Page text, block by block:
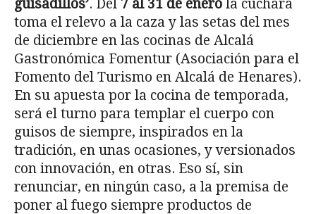
guisadillos’. Del 7 al 31 de enero la cuchara
toma el relevo a la caza y las setas del mes
de diciembre en las cocinas de Alcalá
Gastronómica Fomentur (Asociación para el
Fomento del Turismo en Alcalá de Henares).
En su apuesta por la cocina de temporada,
será el turno para templar el cuerpo con
guisos de siempre, inspirados en la
tradición, en unas ocasiones, y versionados
con innovación, en otras. Eso sí, sin
renunciar, en ningún caso, a la premisa de
poner al fuego siempre productos de